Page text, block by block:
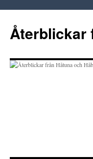
innehåll
Återblickar